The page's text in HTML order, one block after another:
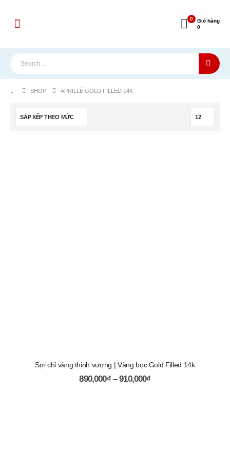
0
Giỏ hàng
0
SHOP APRILLÉ GOLD FILLED 14K
Sợi chỉ vàng thịnh vượng | Vàng bọc Gold Filled 14k
890,000₫ – 910,000₫